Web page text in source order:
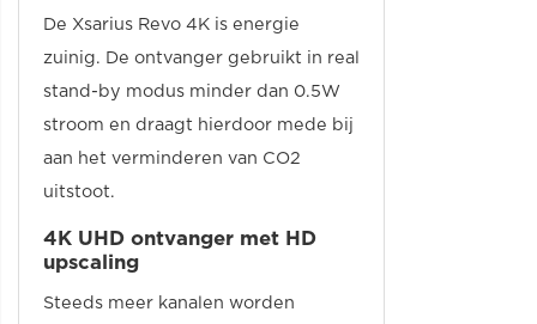
De Xsarius Revo 4K is energie
zuinig. De ontvanger gebruikt in real
stand-by modus minder dan 0.5W
stroom en draagt hierdoor mede bij
aan het verminderen van CO2
uitstoot.
4K UHD ontvanger met HD
upscaling
Steeds meer kanalen worden